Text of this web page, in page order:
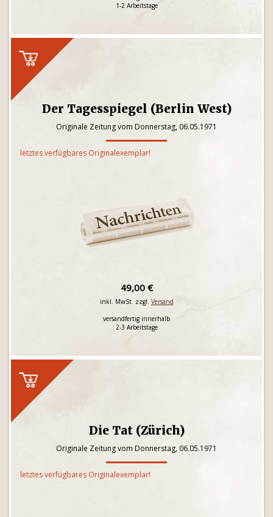
1-2 Arbeitstage
Der Tagesspiegel (Berlin West)
Originale Zeitung vom Donnerstag, 06.05.1971
letztes verfügbares Originalexemplar!
49,00 €
inkl. MwSt. zzgl. Versand
versandfertig innerhalb
2-3 Arbeitstage
Die Tat (Zürich)
Originale Zeitung vom Donnerstag, 06.05.1971
letztes verfügbares Originalexemplar!